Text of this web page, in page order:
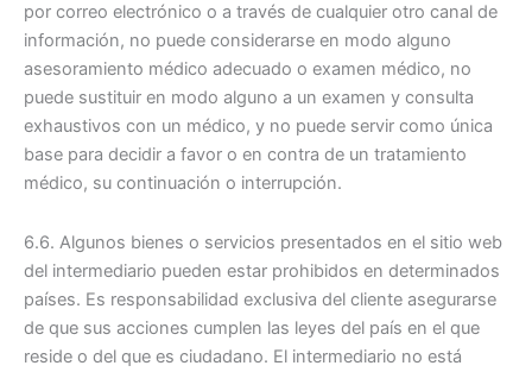
por correo electrónico o a través de cualquier otro canal de
información, no puede considerarse en modo alguno
asesoramiento médico adecuado o examen médico, no
puede sustituir en modo alguno a un examen y consulta
exhaustivos con un médico, y no puede servir como única
base para decidir a favor o en contra de un tratamiento
médico, su continuación o interrupción.
6.6. Algunos bienes o servicios presentados en el sitio web
del intermediario pueden estar prohibidos en determinados
países. Es responsabilidad exclusiva del cliente asegurarse
de que sus acciones cumplen las leyes del país en el que
reside o del que es ciudadano. El intermediario no está